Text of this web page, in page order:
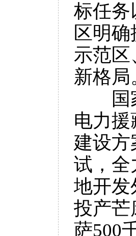
标任务
区明
示范区
新格局
国家
电力
建设方
试，全
地开发
投产
萨500